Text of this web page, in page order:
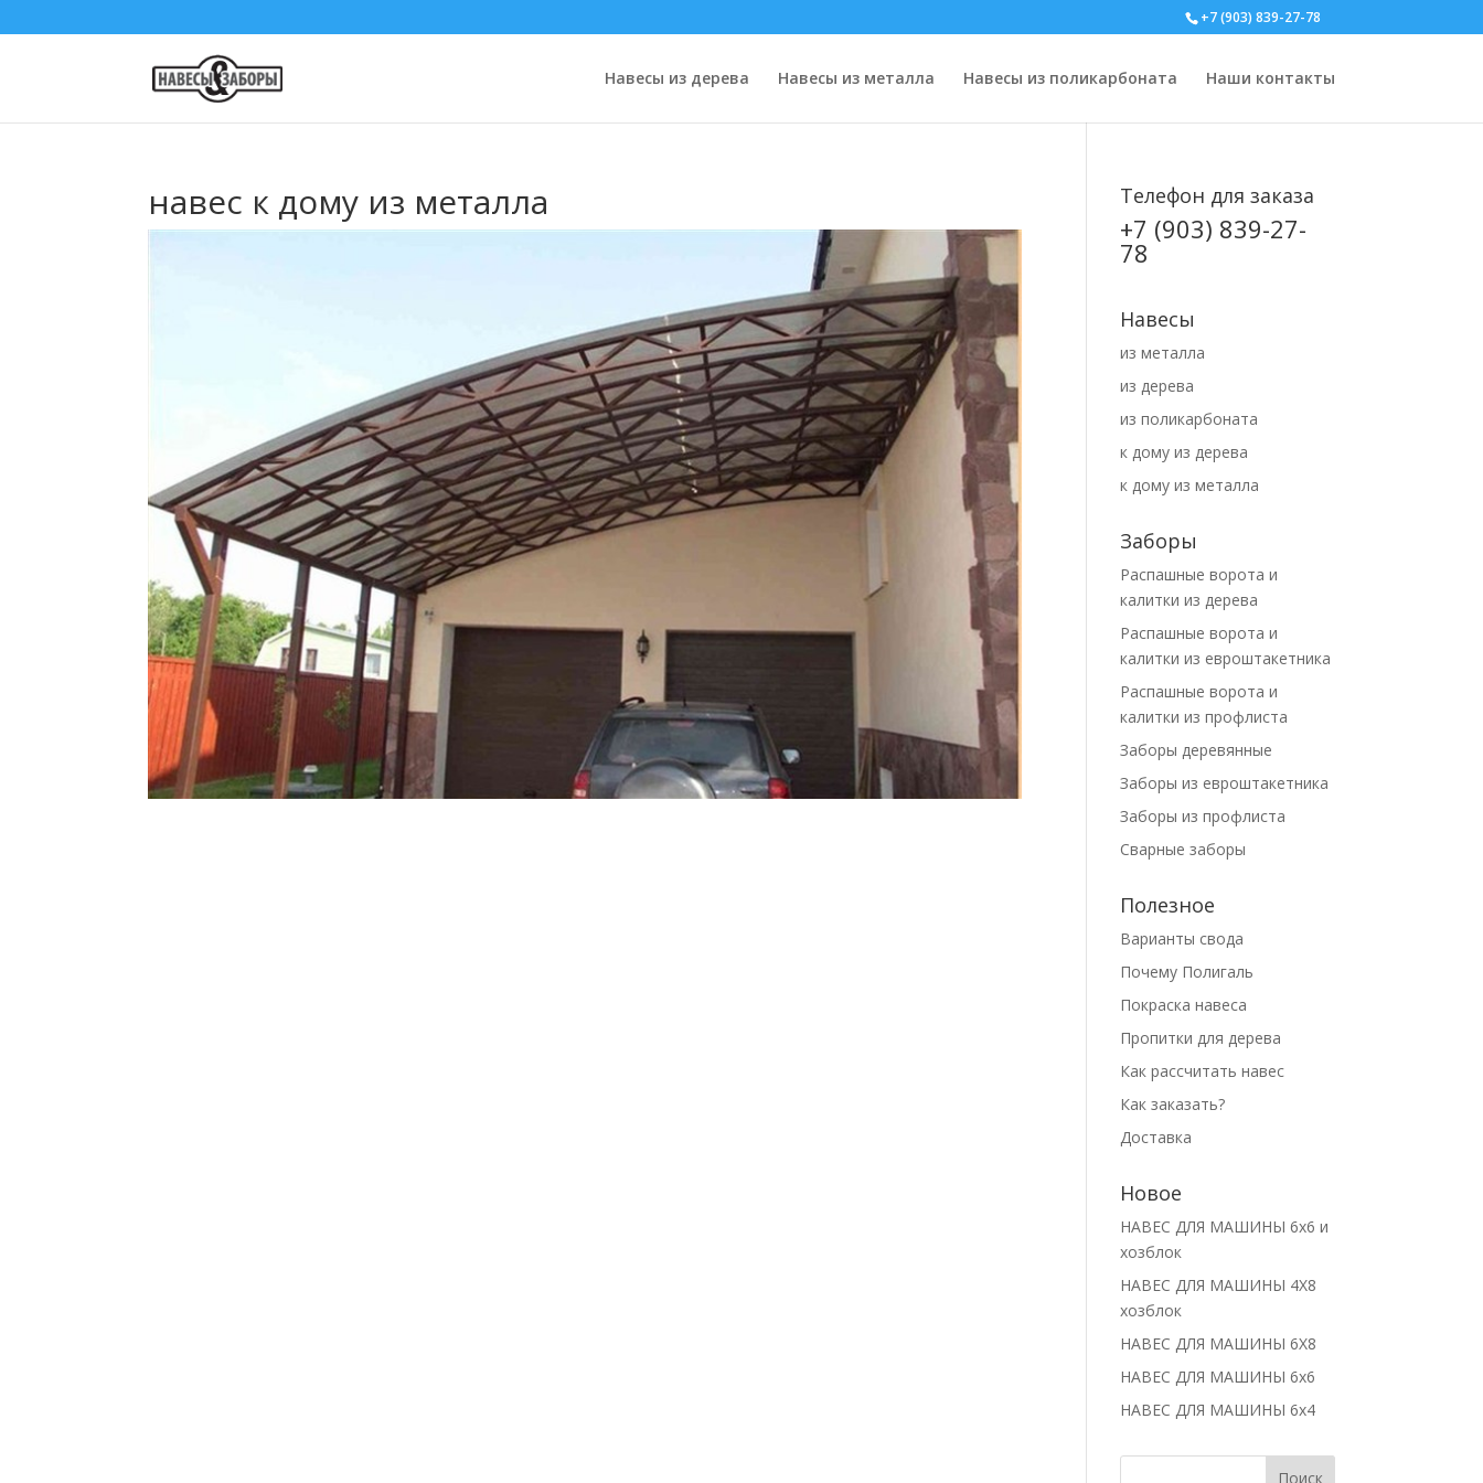
+7 (903) 839-27-78
Навесы из дерева Навесы из металла Навесы из поликарбоната Наши контакты
навес к дому из металла Телефон для заказа
+7 (903) 839-27-
78
Навесы
из металла
из дерева
из поликарбоната
к дому из дерева
к дому из металла
Заборы
Распашные ворота и
калитки из дерева
Распашные ворота и
калитки из евроштакетника
Распашные ворота и
калитки из профлиста
Заборы деревянные
Заборы из евроштакетника
Заборы из профлиста
Сварные заборы
Полезное
Варианты свода
Почему Полигаль
Покраска навеса
Пропитки для дерева
Как рассчитать навес
Как заказать?
Доставка
Новое
НАВЕС ДЛЯ МАШИНЫ 6х6 и
хозблок
НАВЕС ДЛЯ МАШИНЫ 4Х8
хозблок
НАВЕС ДЛЯ МАШИНЫ 6Х8
НАВЕС ДЛЯ МАШИНЫ 6х6
НАВЕС ДЛЯ МАШИНЫ 6х4